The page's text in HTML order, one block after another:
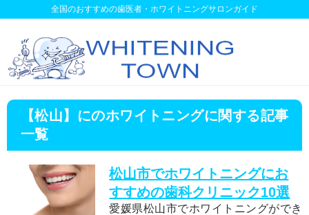
全国のおすすめの歯医者・ホワイトニングサロンガイド
【松山】にのホワイトニングに関する記事
一覧
松山市でホワイトニングにお
すすめの歯科クリニック10選
愛媛県松山市でホワイトニングができ